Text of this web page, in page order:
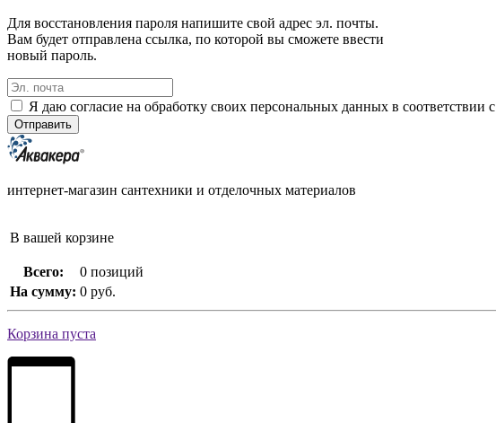
Для восстановления пароля напишите свой адрес эл. почты.
Вам будет отправлена ссылка, по которой вы сможете ввести
новый пароль.
Я даю согласие на обработку своих персональных данных в соответствии с
интернет-магазин сантехники и отделочных материалов
В вашей корзине
Всего:
0 позиций
На сумму: 0 руб.
Корзина пуста